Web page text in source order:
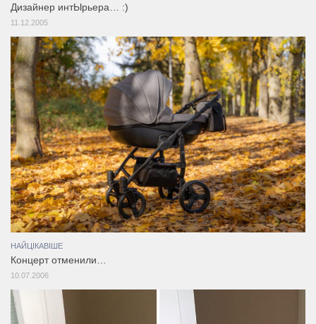
Дизайнер интЫрьера… :)
11.12.2005
НАЙЦІКАВІШЕ
Концерт отменили…
10.07.2006